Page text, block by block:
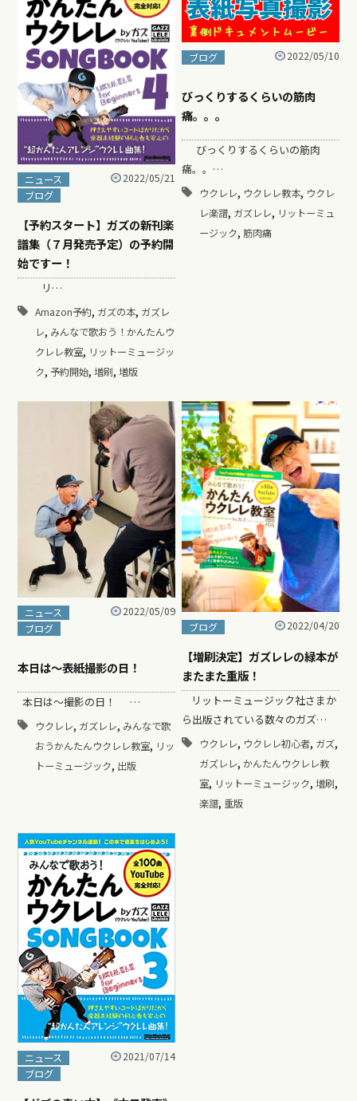
ニュース
ブログ
2022/05/21
【予約スタート】ガズの新刊楽
譜集（７月発売予定）の予約開
始ですー！
リ…
Amazon予約, ガズの本, ガズレ
レ, みんなで歌おう！かんたんウ
クレレ教室, リットーミュージッ
ク, 予約開始, 増刷, 増版
ブログ 2022/05/10
びっくりするくらいの筋肉
痛。。。
びっくりするくらいの筋肉
痛。。…
ウクレレ, ウクレレ教本, ウクレ
レ楽譜, ガズレレ, リットーミュ
ージック, 筋肉痛
ニュース
ブログ
2022/05/09
本日は〜表紙撮影の日！
本日は〜撮影の日！ …
ウクレレ, ガズレレ, みんなで歌
おうかんたんウクレレ教室, リッ
トーミュージック, 出版
ブログ 2022/04/20
【増刷決定】ガズレレの緑本が
またまた重版！
リットーミュージック社さまか
ら出版されている数々のガズ…
ウクレレ, ウクレレ初心者, ガズ,
ガズレレ, かんたんウクレレ教
室, リットーミュージック, 増刷,
楽譜, 重版
ニュース
ブログ
2021/07/14